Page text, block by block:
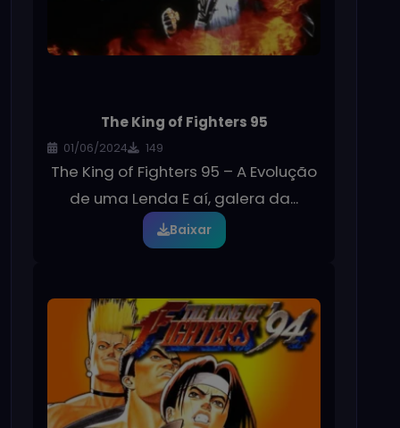
The King of Fighters 95
01/06/2024 149
The King of Fighters 95 – A Evolução
de uma Lenda E aí, galera da...
Baixar